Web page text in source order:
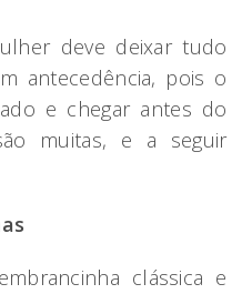
deve deixar tudo
antecedência, pois o
e chegar antes do
muitas, e a seguir
clássica e